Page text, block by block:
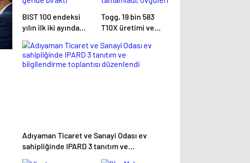
BIST 100 endeksi
yılın ilk iki ayında
geride bıraktı
Togg, 19 bin 583
T10X üretimi ve
tamamladı, övgüleri
topladı!
Adıyaman Ticaret ve Sanayi Odası ev
sahipliğinde IPARD 3 tanıtım ve